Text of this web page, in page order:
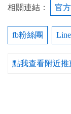
相關連結： 官
fb粉絲團
點我查看附近推